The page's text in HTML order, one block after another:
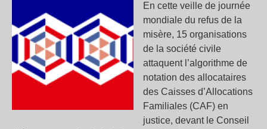
En cette veille de journée
mondiale du refus de la
misère, 15 organisations
de la société civile
attaquent l’algorithme de
notation des allocataires
des Caisses d’Allocations
Familiales (CAF) en
justice, devant le Conseil